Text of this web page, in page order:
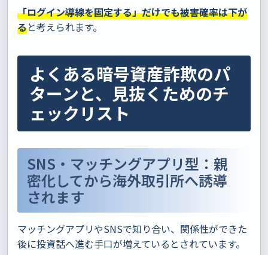
「ログイン導線を固定する」だけでも被害確率は下が
ると考えられます。
よくある暗号資産詐欺のパ
ターンと、見抜くためのチ
ェックリスト
SNS・マッチングアプリ型：親
密化してから海外取引所へ誘導
されます
マッチングアプリやSNSで知り合い、関係性ができた
後に投資話へ進む手口が増えているとされています。